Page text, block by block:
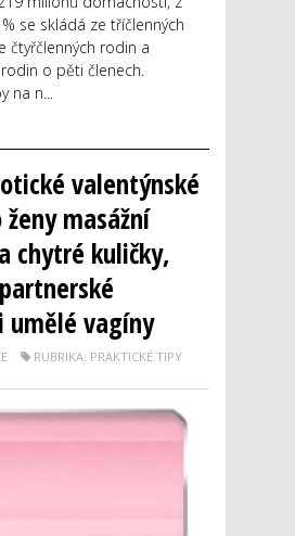
se skládá ze tříčlenných
čtyřčlenných rodin a
o pěti členech.
na n...
valentýnské
masážní
chytré kuličky,
vagíny
RUBRIKA: PRAKTICKÉ TIPY